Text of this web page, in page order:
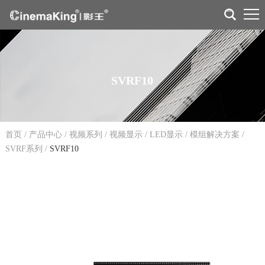
SVRF10
首页 / 产品中心/ 视频系列 / 视频显示/ LED显示/ 模组解决方案 /
SVRF系列 / SVRF10